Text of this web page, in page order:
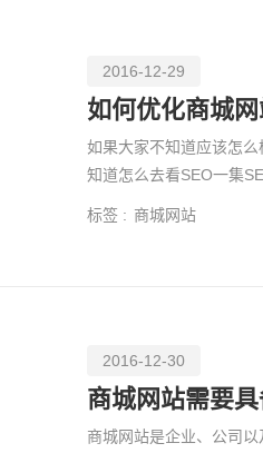
2016-12-29
如何优化商城
如果大家不知道应该怎
知道怎么去看SEO一集
标签 : 商城网站
2016-12-30
商城网站需要
商城网站是企业、公司